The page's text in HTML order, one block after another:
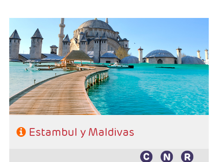
- Salidas: Lunes, martes, miercoles, jueves y sabados
- Ruta: 3 noches Estambul y de libre eleccióm en
Maldivas
- Categoría hotelera: Primera, Primera Superior,
Semilujo y Lujo
- Régimen: Según programa
Estambul y Maldivas